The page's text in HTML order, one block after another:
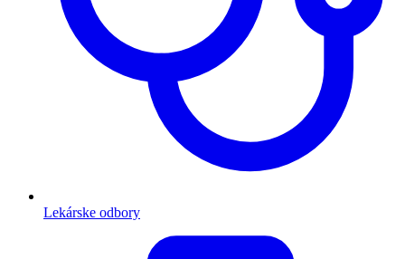
Lekárske odbory